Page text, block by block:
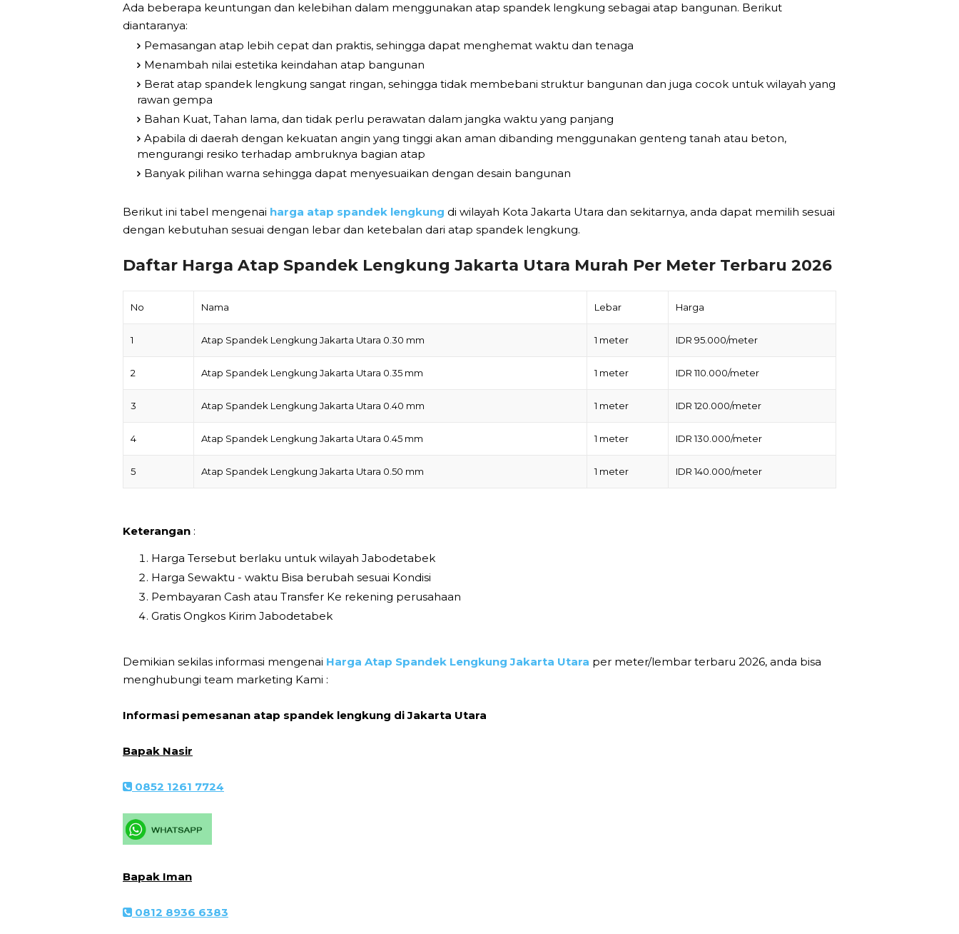
Ada beberapa keuntungan dan kelebihan dalam menggunakan atap spandek lengkung sebagai atap bangunan. Berikut
diantaranya:
Pemasangan atap lebih cepat dan praktis, sehingga dapat menghemat waktu dan tenaga
Menambah nilai estetika keindahan atap bangunan
Berat atap spandek lengkung sangat ringan, sehingga tidak membebani struktur bangunan dan juga cocok untuk wilayah yang
rawan gempa
Bahan Kuat, Tahan lama, dan tidak perlu perawatan dalam jangka waktu yang panjang
Apabila di daerah dengan kekuatan angin yang tinggi akan aman dibanding menggunakan genteng tanah atau beton,
mengurangi resiko terhadap ambruknya bagian atap
Banyak pilihan warna sehingga dapat menyesuaikan dengan desain bangunan
Berikut ini tabel mengenai harga atap spandek lengkung di wilayah Kota Jakarta Utara dan sekitarnya, anda dapat memilih sesuai
dengan kebutuhan sesuai dengan lebar dan ketebalan dari atap spandek lengkung.
Daftar Harga Atap Spandek Lengkung Jakarta Utara Murah Per Meter Terbaru 2026
No Nama Lebar Harga
1 Atap Spandek Lengkung Jakarta Utara 0.30 mm 1 meter IDR 95.000/meter
2 Atap Spandek Lengkung Jakarta Utara 0.35 mm 1 meter IDR 110.000/meter
3 Atap Spandek Lengkung Jakarta Utara 0.40 mm 1 meter IDR 120.000/meter
4 Atap Spandek Lengkung Jakarta Utara 0.45 mm 1 meter IDR 130.000/meter
5 Atap Spandek Lengkung Jakarta Utara 0.50 mm 1 meter IDR 140.000/meter
Keterangan :
Harga Tersebut berlaku untuk wilayah Jabodetabek
Harga Sewaktu - waktu Bisa berubah sesuai Kondisi
Pembayaran Cash atau Transfer Ke rekening perusahaan
Gratis Ongkos Kirim Jabodetabek
Demikian sekilas informasi mengenai Harga Atap Spandek Lengkung Jakarta Utara per meter/lembar terbaru 2026, anda bisa
menghubungi team marketing Kami :
Informasi pemesanan atap spandek lengkung di Jakarta Utara
Bapak Nasir
0852 1261 7724
Bapak Iman
0812 8936 6383